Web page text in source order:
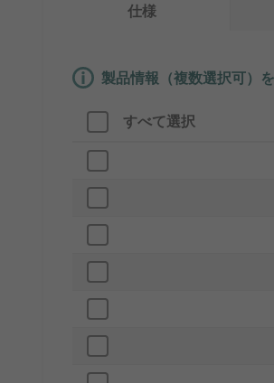
仕様
製品情報（複数選択可）
すべて選択